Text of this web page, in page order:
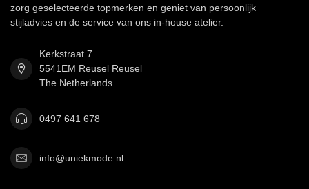
zorg geselecteerde topmerken en geniet van persoonlijk
stijladvies en de service van ons in-house atelier.
Kerkstraat 7
5541EM Reusel Reusel
The Netherlands
0497 641 678
info@uniekmode.nl